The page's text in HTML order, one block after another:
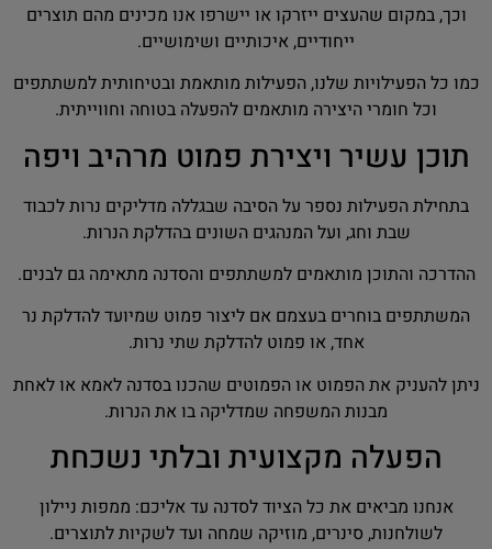
וכך, במקום שהעצים ייזרקו או יישרפו אנו מכינים מהם תוצרים
ייחודיים, איכותיים ושימושיים.
כמו כל הפעילויות שלנו, הפעילות מותאמת ובטיחותית למשתתפים
וכל חומרי היצירה מותאמים להפעלה בטוחה וחווייתית.
תוכן עשיר ויצירת פמוט מרהיב ויפה
בתחילת הפעילות נספר על הסיבה שבגללה מדליקים נרות לכבוד
שבת וחג, ועל המנהגים השונים בהדלקת הנרות.
ההדרכה והתוכן מותאמים למשתתפים והסדנה מתאימה גם לבנים.
המשתתפים בוחרים בעצמם אם ליצור פמוט שמיועד להדלקת נר
אחד, או פמוט להדלקת שתי נרות.
ניתן להעניק את הפמוט או הפמוטים שהכנו בסדנה לאמא או לאחת
מבנות המשפחה שמדליקה בו את הנרות.
הפעלה מקצועית ובלתי נשכחת
אנחנו מביאים את כל הציוד לסדנה עד אליכם: ממפות ניילון
לשולחנות, סינרים, מוזיקה שמחה ועד לשקיות לתוצרים.